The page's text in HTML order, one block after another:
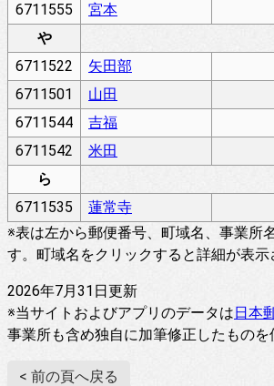
6711555
宮本
や
6711522
矢田部
6711501
山田
6711544
吉福
6711542
米田
ら
6711535
蓮常寺
※表は左から郵便番号、町域名、事業所
す。町域名をクリックすると詳細が表示
2026年7月31日更新
※当サイトおよびアプリのデータは日本
事業所も含め独自に加筆修正したものを
< 前の頁へ戻る